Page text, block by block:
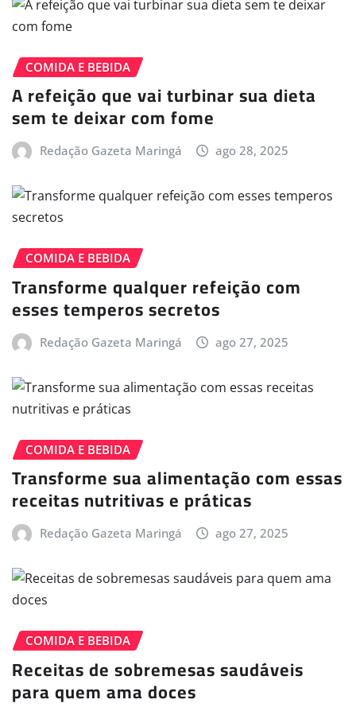
COMIDA E BEBIDA
A refeição que vai turbinar sua dieta
sem te deixar com fome
Redação Gazeta Maringá ago 28, 2025
COMIDA E BEBIDA
Transforme qualquer refeição com
esses temperos secretos
Redação Gazeta Maringá ago 27, 2025
COMIDA E BEBIDA
Transforme sua alimentação com essas
receitas nutritivas e práticas
Redação Gazeta Maringá ago 27, 2025
COMIDA E BEBIDA
Receitas de sobremesas saudáveis
para quem ama doces